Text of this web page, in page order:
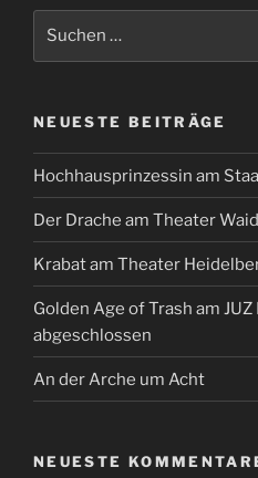
NEUESTE BEITRÄGE
Hochhausprinzessin am
Der Drache am Theater
Krabat am Theater
Golden Age of Trash am
abgeschlossen
An der Arche um Acht
NEUESTE